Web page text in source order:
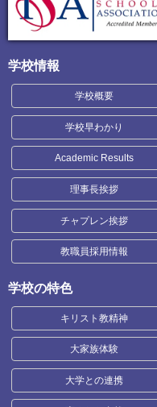
学校情報
学校概要
学校早わかり
Academic Results
理事長挨拶
チャプレン挨拶
教職員採用情報
学校の特色
キリスト教精神
大家族体験
大学との連携